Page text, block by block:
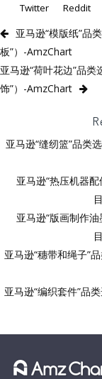
Twitter
Reddit
亚马逊“模版纸”品
板”）-AmzChart
亚马逊“荷叶花边”品类
饰”）-AmzChart
亚马逊“缝纫篮”品类
亚马逊“热压机器
亚马逊“版画制作
亚马逊“穗带和绳子”
亚马逊“编织套件”品